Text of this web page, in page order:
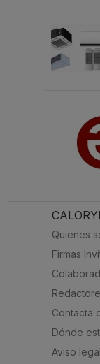
Quienes
Firmas
Contacta
Dónde
Aviso legal